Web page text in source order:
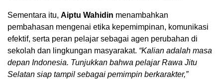
Sementara itu, Aiptu Wahidin menambahkan
pembahasan mengenai etika kepemimpinan, komunikasi
efektif, serta peran pelajar sebagai agen perubahan di
sekolah dan lingkungan masyarakat. “Kalian adalah masa
depan Indonesia. Tunjukkan bahwa pelajar Rawa Jitu
Selatan siap tampil sebagai pemimpin berkarakter,”